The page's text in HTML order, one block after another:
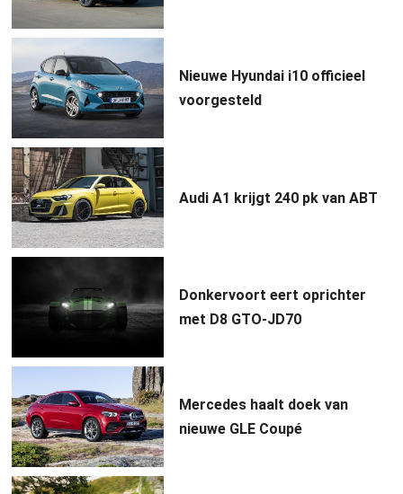
Nieuwe Hyundai i10 officieel
voorgesteld
Audi A1 krijgt 240 pk van ABT
Donkervoort eert oprichter
met D8 GTO-JD70
Mercedes haalt doek van
nieuwe GLE Coupé